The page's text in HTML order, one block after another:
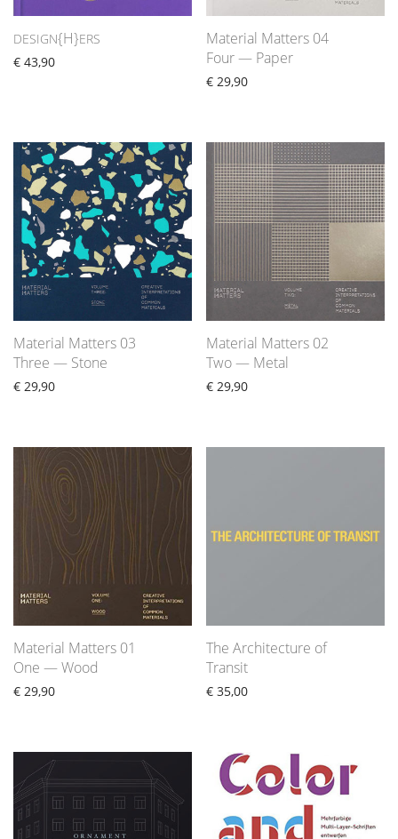
DESIGN{H}ERS
€ 43,90
Material Matters 04
Four — Paper
€ 29,90
Material Matters 03
Three — Stone
€ 29,90
Material Matters 02
Two — Metal
€ 29,90
Material Matters 01
One — Wood
€ 29,90
The Architecture of
Transit
€ 35,00